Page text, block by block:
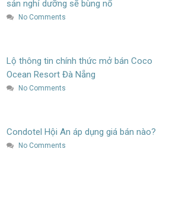
sản nghỉ dưỡng sẽ bùng nổ
No Comments
Lộ thông tin chính thức mở bán Coco
Ocean Resort Đà Nẵng
No Comments
Condotel Hội An áp dụng giá bán nào?
No Comments